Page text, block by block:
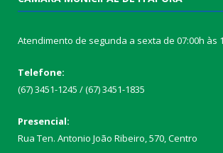
Atendimento de segunda a sexta de 07:00h às
Telefone:
(67) 3451-1245 / (67) 3451-1835
Presencial:
Rua Ten. Antonio João Ribeiro, 570, Centro